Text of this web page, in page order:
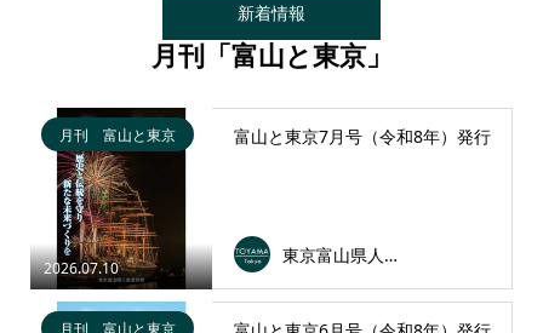
新着情報
月刊「富山と東京」
2026.07.10
月刊 富山と東京 富山と東京7月号（令和8年）発行
東京富山県人会連合会
月刊 富山と東京